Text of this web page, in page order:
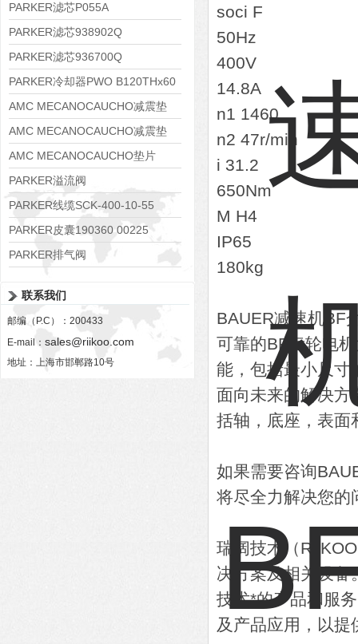
PARKER滤芯P055A
PARKER滤芯938902Q
PARKER滤芯936700Q
PARKER冷却器PWO B120THx60
AMC MECANOCAUCHO减震垫
138552
AMC MECANOCAUCHO减震垫
138551
AMC MECANOCAUCHO垫片
608074
PARKER溢流阀
RE06M35W2N1KWXG087
PARKER线缆SCK-400-10-55
PARKER皮囊190360 00225
PARKER排气阀
联系我们
邮编（P.C）：200433
E-mail： sales@riikoo.com
地址：上海市邯郸路10号
soci F
50Hz
400V
14.8A
n1 1460
n2 47r/min
i 31.2
650Nm
M H4
IP65
180kg
BAUER减速机BF
可靠的BF齿轮电
能，包括最小尺寸
面向未来的解决方
括轴，底座，表面
如果需要咨询
将尽全力解决您的
瑞阔技术（
决方案及相关设备
技术*的产品和服
及产品应用，以提